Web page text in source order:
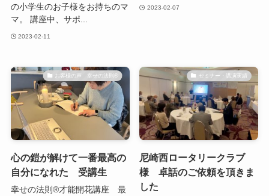
の小学生のお子様をお持ちのマ
マ。 講座中、サポ...
2023-02-11
2023-02-07
お客様の声 幸せの法則®︎
心の鎧が解けて一番最高の
自分になれた 受講生
幸せの法則®才能開花講座 最
セミナー・講演実績
尼崎西ロータリークラブ
様 卓話のご依頼を頂きま
した